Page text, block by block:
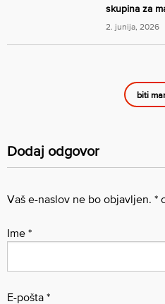
skupina za
2. junija, 2026
biti
Dodaj odgovor
Vaš e-naslov ne bo objavljen. *
Ime *
E-pošta *